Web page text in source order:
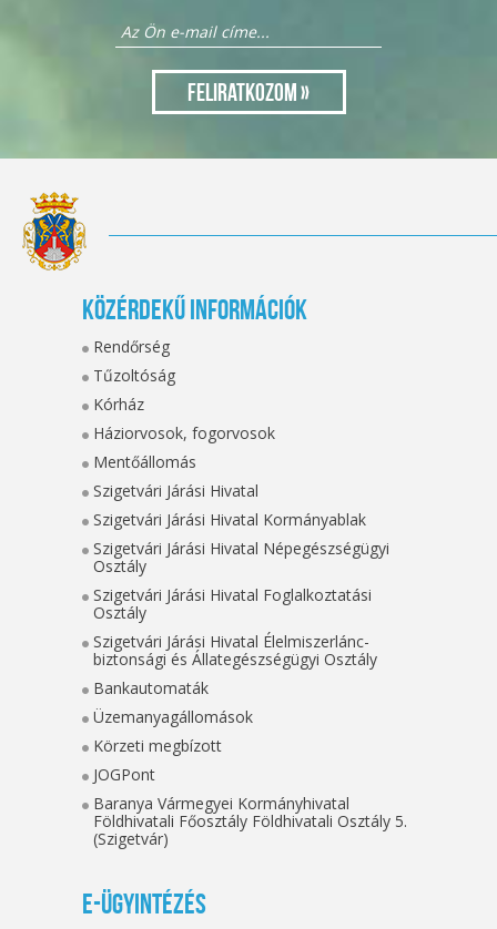
Közérdekű információk
Rendőrség
Tűzoltóság
Kórház
Háziorvosok, fogorvosok
Mentőállomás
Szigetvári Járási Hivatal
Szigetvári Járási Hivatal Kormányablak
Szigetvári Járási Hivatal Népegészségügyi
Osztály
Szigetvári Járási Hivatal Foglalkoztatási
Osztály
Szigetvári Járási Hivatal Élelmiszerlánc-
biztonsági és Állategészségügyi Osztály
Bankautomaták
Üzemanyagállomások
Körzeti megbízott
JOGPont
Baranya Vármegyei Kormányhivatal
Földhivatali Főosztály Földhivatali Osztály 5.
(Szigetvár)
E-ügyintézés